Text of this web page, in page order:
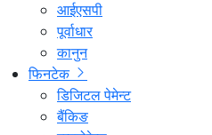
आईएसपी
पूर्वाधार
कानुन
फिनटेक
डिजिटल पेमेन्ट
बैंकिङ